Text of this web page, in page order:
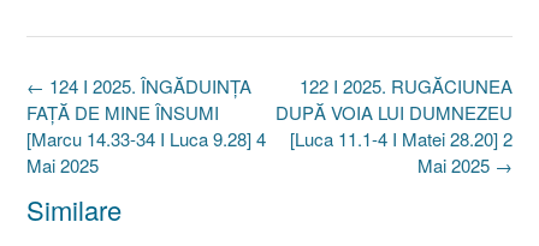
Post
navigation
122 I 2025. RUGĂCIUNEA
DUPĂ VOIA LUI DUMNEZEU
[Luca 11.1-4 I Matei 28.20] 2
Mai 2025 →
← 124 I 2025. ÎNGĂDUINȚA
FAȚĂ DE MINE ÎNSUMI
[Marcu 14.33-34 I Luca 9.28] 4
Mai 2025
Similare